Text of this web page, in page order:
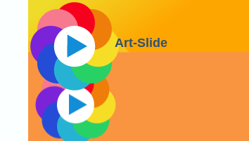
Art-Slide